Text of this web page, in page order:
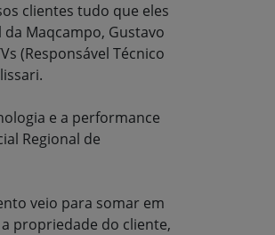
clientes tudo que eles
Maqcampo, Gustavo
(Responsável Técnico
e a performance
Regional de
veio para somar em
propriedade do cliente,